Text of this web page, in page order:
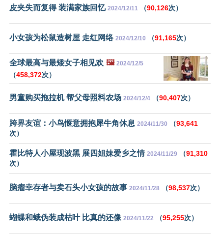
皮夹失而复得 装满家族回忆 2024/12/11 （90,126次）
小女孩为松鼠造树屋 走红网络 2024/12/10 （91,165次）
全球最高与最矮女子相见欢 🖼️ 2024/12/5
（458,372次）
男童购买拖拉机 帮父母照料农场 2024/12/4 （90,407次）
跨界友谊：小鸟惬意拥抱犀牛角休息 2024/11/30 （93,641
次）
霍比特人小屋现波黑 展四姐妹爱乡之情 2024/11/29 （91,310
次）
脑瘤幸存者与卖石头小女孩的故事 2024/11/28 （98,537次）
蝴蝶和蛾伪装成枯叶 比真的还像 2024/11/22 （95,255次）